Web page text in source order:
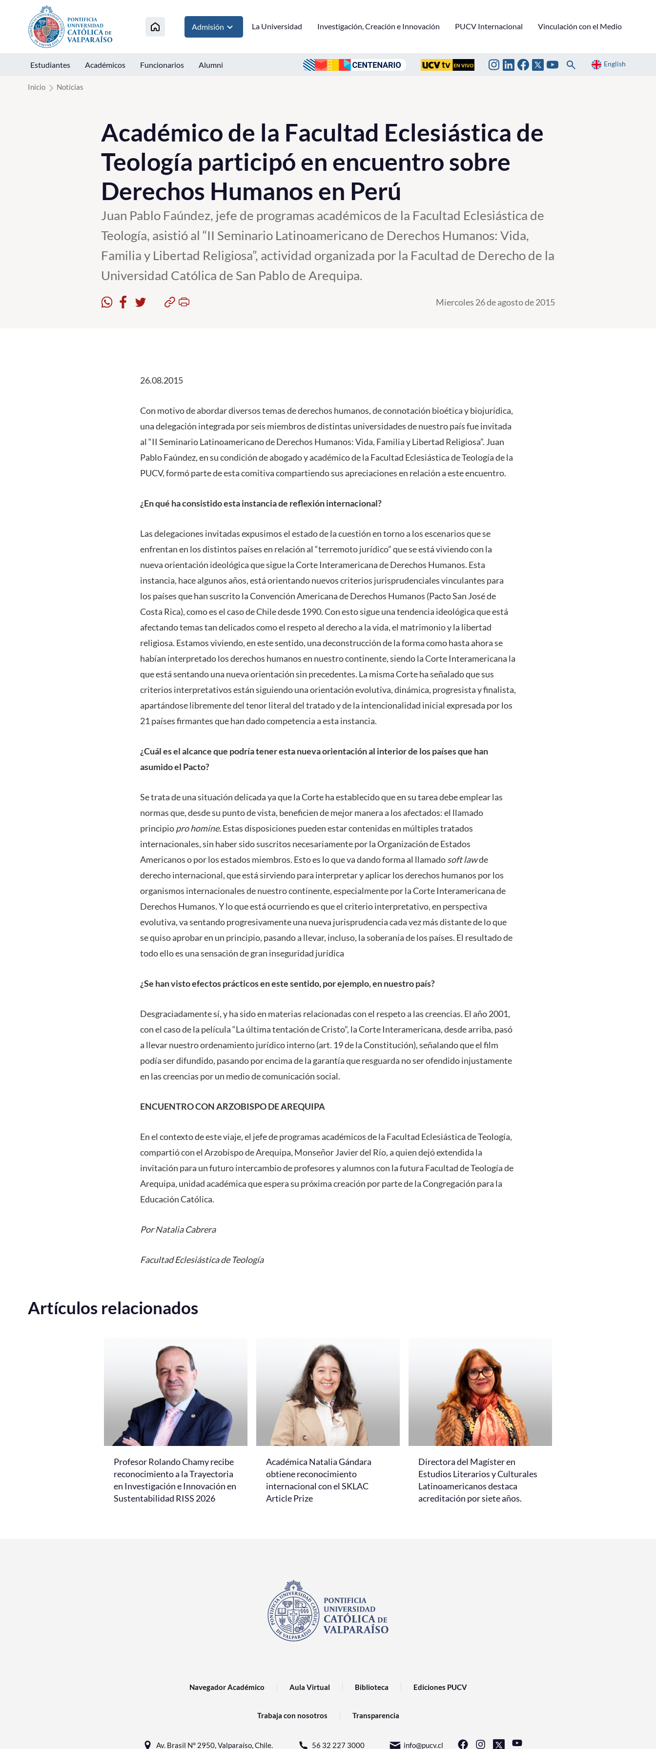
Click acá para ir directamente al contenido
Admisión La Universidad Investigación, Creación e Innovación PUCV Internacional Vinculación con el Medio
Estudiantes Académicos Funcionarios Alumni English
Inicio Noticias
Académico de la Facultad Eclesiástica de
Teología participó en encuentro sobre
Derechos Humanos en Perú
Juan Pablo Faúndez, jefe de programas académicos de la Facultad Eclesiástica de
Teología, asistió al “II Seminario Latinoamericano de Derechos Humanos: Vida,
Familia y Libertad Religiosa”, actividad organizada por la Facultad de Derecho de la
Universidad Católica de San Pablo de Arequipa.
Miercoles 26 de agosto de 2015
26.08.2015
Con motivo de abordar diversos temas de derechos humanos, de connotación bioética y biojurídica,
una delegación integrada por seis miembros de distintas universidades de nuestro país fue invitada
al “II Seminario Latinoamericano de Derechos Humanos: Vida, Familia y Libertad Religiosa”. Juan
Pablo Faúndez, en su condición de abogado y académico de la Facultad Eclesiástica de Teología de la
PUCV, formó parte de esta comitiva compartiendo sus apreciaciones en relación a este encuentro.
¿En qué ha consistido esta instancia de reflexión internacional?
Las delegaciones invitadas expusimos el estado de la cuestión en torno a los escenarios que se
enfrentan en los distintos países en relación al “terremoto jurídico” que se está viviendo con la
nueva orientación ideológica que sigue la Corte Interamericana de Derechos Humanos. Esta
instancia, hace algunos años, está orientando nuevos criterios jurisprudenciales vinculantes para
los países que han suscrito la Convención Americana de Derechos Humanos (Pacto San José de
Costa Rica), como es el caso de Chile desde 1990. Con esto sigue una tendencia ideológica que está
afectando temas tan delicados como el respeto al derecho a la vida, el matrimonio y la libertad
religiosa. Estamos viviendo, en este sentido, una deconstrucción de la forma como hasta ahora se
habían interpretado los derechos humanos en nuestro continente, siendo la Corte Interamericana la
que está sentando una nueva orientación sin precedentes. La misma Corte ha señalado que sus
criterios interpretativos están siguiendo una orientación evolutiva, dinámica, progresista y finalista,
apartándose libremente del tenor literal del tratado y de la intencionalidad inicial expresada por los
21 países firmantes que han dado competencia a esta instancia.
¿Cuál es el alcance que podría tener esta nueva orientación al interior de los países que han
asumido el Pacto?
Se trata de una situación delicada ya que la Corte ha establecido que en su tarea debe emplear las
normas que, desde su punto de vista, beneficien de mejor manera a los afectados: el llamado
principiopro homine.Estas disposiciones pueden estar contenidas en múltiples tratados
internacionales, sin haber sido suscritos necesariamente por la Organización de Estados
Americanos o por los estados miembros. Esto es lo que va dando forma al llamadosoft lawde
derecho internacional, que está sirviendo para interpretar y aplicar los derechos humanos por los
organismos internacionales de nuestro continente, especialmente por la Corte Interamericana de
Derechos Humanos. Y lo que está ocurriendo es que el criterio interpretativo, en perspectiva
evolutiva, va sentando progresivamente una nueva jurisprudencia cada vez más distante de lo que
se quiso aprobar en un principio, pasando a llevar, incluso, la soberanía de los países. El resultado de
todo ello es una sensación de gran inseguridad jurídica
¿Se han visto efectos prácticos en este sentido, por ejemplo, en nuestro país?
Desgraciadamente sí, y ha sido en materias relacionadas con el respeto a las creencias. El año 2001,
con el caso de la película “La última tentación de Cristo”, la Corte Interamericana, desde arriba, pasó
a llevar nuestro ordenamiento jurídico interno (art. 19 de la Constitución), señalando que el film
podía ser difundido, pasando por encima de la garantía que resguarda no ser ofendido injustamente
en las creencias por un medio de comunicación social.
ENCUENTRO CON ARZOBISPO DE AREQUIPA
En el contexto de este viaje, el jefe de programas académicos de la Facultad Eclesiástica de Teología,
compartió con el Arzobispo de Arequipa, Monseñor Javier del Río, a quien dejó extendida la
invitación para un futuro intercambio de profesores y alumnos con la futura Facultad de Teología de
Arequipa, unidad académica que espera su próxima creación por parte de la Congregación para la
Educación Católica.
Por Natalia Cabrera
Facultad Eclesiástica de Teología
Artículos relacionados
Profesor Rolando Chamy recibe
reconocimiento a la Trayectoria
en Investigación e Innovación en
Sustentabilidad RISS 2026
Académica Natalia Gándara
obtiene reconocimiento
internacional con el SKLAC
Article Prize
Directora del Magíster en
Estudios Literarios y Culturales
Latinoamericanos destaca
acreditación por siete años.
Navegador Académico Aula Virtual Biblioteca Ediciones PUCV
Trabaja con nosotros Transparencia
Av. Brasil N° 2950, Valparaíso, Chile. 56 32 227 3000 info@pucv.cl